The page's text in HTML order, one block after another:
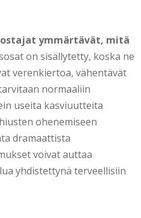
ymmärtävät, mitä
on sisällytetty, koska ne
verenkiertoa, vähentävät
normaaliin
useita kasviuutteita
ohenemiseen
dramaattista
voivat auttaa
yhdistettynä terveellisiin